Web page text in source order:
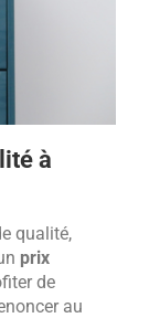
à
qualité,
prix
de
au